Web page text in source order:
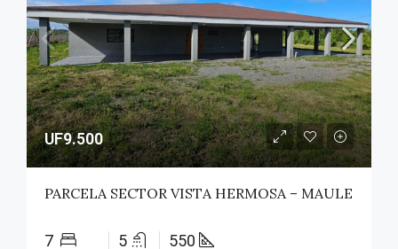
UF9.500
PARCELA SECTOR VISTA HERMOSA – MAULE
7 5 550